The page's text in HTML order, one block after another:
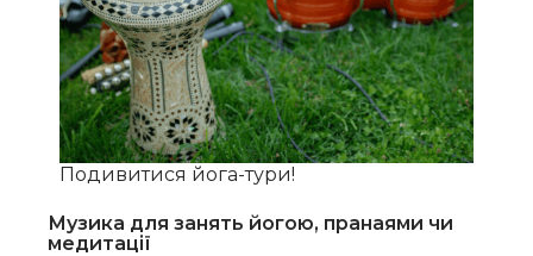
Подивитися йога-тури!
Музика для занять йогою, пранаями чи
медитації